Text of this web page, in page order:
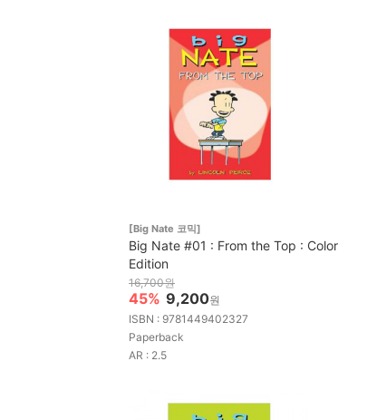
[Big Nate 코믹]
Big Nate #01 : From the Top : Color
Edition
16,700원
45% 9,200원
ISBN : 9781449402327
Paperback
AR : 2.5